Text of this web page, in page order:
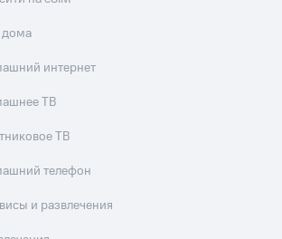
интернет
ТВ
ТВ
телефон
и развлечения